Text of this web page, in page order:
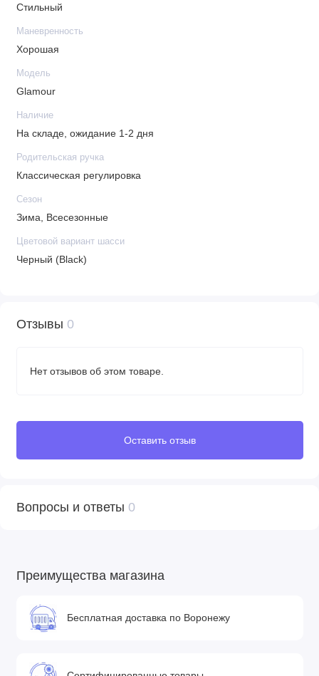
Производитель оставляет за собой право без
предварительного уведомления покупателя вносить
изготовления изделия с целью улучшения его свойств.
Стильный
Маневренность
Хорошая
Модель
Glamour
Наличие
На складе, ожидание 1-2 дня
Родительская ручка
Классическая регулировка
Сезон
Зима, Всесезонные
Цветовой вариант шасси
Черный (Black)
Отзывы 0
Нет отзывов об этом товаре.
Оставить отзыв
Вопросы и ответы 0
Преимущества магазина
Бесплатная доставка по Воронежу